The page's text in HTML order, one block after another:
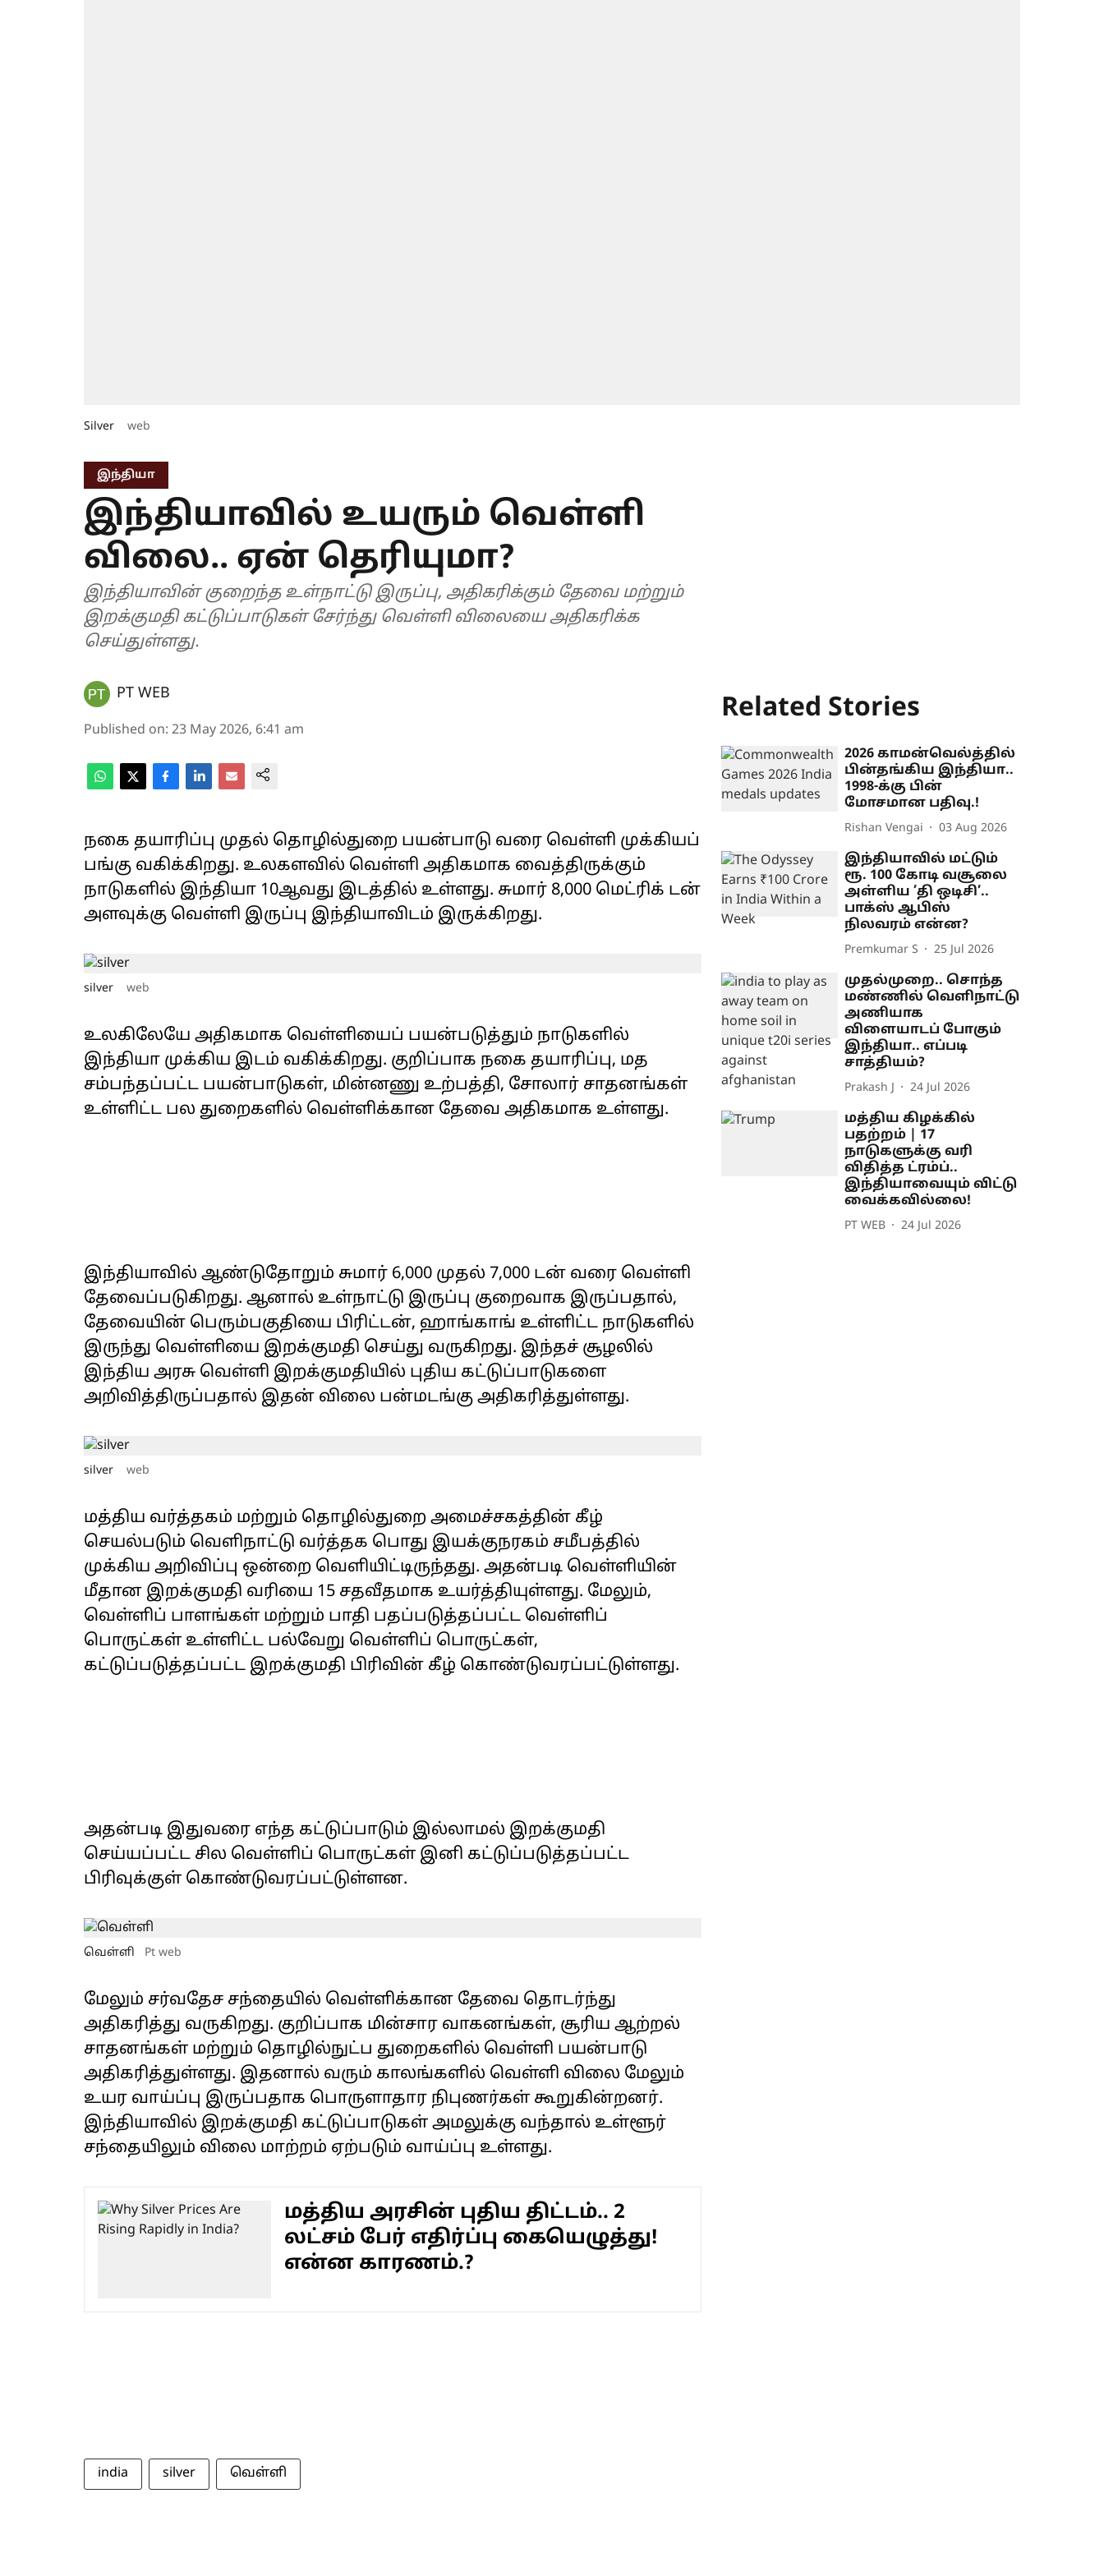
Silver web
இந்தியா
இந்தியாவில் உயரும் வெள்ளி
விலை.. ஏன் தெரியுமா?
இந்தியாவின் குறைந்த உள்நாட்டு இருப்பு, அதிகரிக்கும் தேவை மற்றும்
இறக்குமதி கட்டுப்பாடுகள் சேர்ந்து வெள்ளி விலையை அதிகரிக்க
செய்துள்ளது.
PT WEB
Published on: 23 May 2026, 6:41 am
நகை தயாரிப்பு முதல் தொழில்துறை பயன்பாடு வரை வெள்ளி முக்கியப்
பங்கு வகிக்கிறது. உலகளவில் வெள்ளி அதிகமாக வைத்திருக்கும்
நாடுகளில் இந்தியா 10ஆவது இடத்தில் உள்ளது. சுமார் 8,000 மெட்ரிக் டன்
அளவுக்கு வெள்ளி இருப்பு இந்தியாவிடம் இருக்கிறது.
silver web
உலகிலேயே அதிகமாக வெள்ளியைப் பயன்படுத்தும் நாடுகளில்
இந்தியா முக்கிய இடம் வகிக்கிறது. குறிப்பாக நகை தயாரிப்பு, மத
சம்பந்தப்பட்ட பயன்பாடுகள், மின்னணு உற்பத்தி, சோலார் சாதனங்கள்
உள்ளிட்ட பல துறைகளில் வெள்ளிக்கான தேவை அதிகமாக உள்ளது.
இந்தியாவில் ஆண்டுதோறும் சுமார் 6,000 முதல் 7,000 டன் வரை வெள்ளி
தேவைப்படுகிறது. ஆனால் உள்நாட்டு இருப்பு குறைவாக இருப்பதால்,
தேவையின் பெரும்பகுதியை பிரிட்டன், ஹாங்காங் உள்ளிட்ட நாடுகளில்
இருந்து வெள்ளியை இறக்குமதி செய்து வருகிறது. இந்தச் சூழலில்
இந்திய அரசு வெள்ளி இறக்குமதியில் புதிய கட்டுப்பாடுகளை
அறிவித்திருப்பதால் இதன் விலை பன்மடங்கு அதிகரித்துள்ளது.
silver web
மத்திய வர்த்தகம் மற்றும் தொழில்துறை அமைச்சகத்தின் கீழ்
செயல்படும் வெளிநாட்டு வர்த்தக பொது இயக்குநரகம் சமீபத்தில்
முக்கிய அறிவிப்பு ஒன்றை வெளியிட்டிருந்தது. அதன்படி வெள்ளியின்
மீதான இறக்குமதி வரியை 15 சதவீதமாக உயர்த்தியுள்ளது. மேலும்,
வெள்ளிப் பாளங்கள் மற்றும் பாதி பதப்படுத்தப்பட்ட வெள்ளிப்
பொருட்கள் உள்ளிட்ட பல்வேறு வெள்ளிப் பொருட்கள்,
கட்டுப்படுத்தப்பட்ட இறக்குமதி பிரிவின் கீழ் கொண்டுவரப்பட்டுள்ளது.
அதன்படி இதுவரை எந்த கட்டுப்பாடும் இல்லாமல் இறக்குமதி
செய்யப்பட்ட சில வெள்ளிப் பொருட்கள் இனி கட்டுப்படுத்தப்பட்ட
பிரிவுக்குள் கொண்டுவரப்பட்டுள்ளன.
வெள்ளி Pt web
மேலும் சர்வதேச சந்தையில் வெள்ளிக்கான தேவை தொடர்ந்து
அதிகரித்து வருகிறது. குறிப்பாக மின்சார வாகனங்கள், சூரிய ஆற்றல்
சாதனங்கள் மற்றும் தொழில்நுட்ப துறைகளில் வெள்ளி பயன்பாடு
அதிகரித்துள்ளது. இதனால் வரும் காலங்களில் வெள்ளி விலை மேலும்
உயர வாய்ப்பு இருப்பதாக பொருளாதார நிபுணர்கள் கூறுகின்றனர்.
இந்தியாவில் இறக்குமதி கட்டுப்பாடுகள் அமலுக்கு வந்தால் உள்ளூர்
சந்தையிலும் விலை மாற்றம் ஏற்படும் வாய்ப்பு உள்ளது.
மத்திய அரசின் புதிய திட்டம்.. 2
லட்சம் பேர் எதிர்ப்பு கையெழுத்து!
என்ன காரணம்.?
india silver வெள்ளி
Related Stories
2026 காமன்வெல்த்தில்
பின்தங்கிய இந்தியா..
1998-க்கு பின்
மோசமான பதிவு.!
Rishan Vengai 03 Aug 2026
இந்தியாவில் மட்டும்
ரூ. 100 கோடி வசூலை
அள்ளிய ’தி ஒடிசி’..
பாக்ஸ் ஆபிஸ்
நிலவரம் என்ன?
Premkumar S 25 Jul 2026
முதல்முறை.. சொந்த
மண்ணில் வெளிநாட்டு
அணியாக
விளையாடப் போகும்
இந்தியா.. எப்படி
சாத்தியம்?
Prakash J 24 Jul 2026
மத்திய கிழக்கில்
பதற்றம் | 17
நாடுகளுக்கு வரி
விதித்த ட்ரம்ப்..
இந்தியாவையும் விட்டு
வைக்கவில்லை!
PT WEB 24 Jul 2026